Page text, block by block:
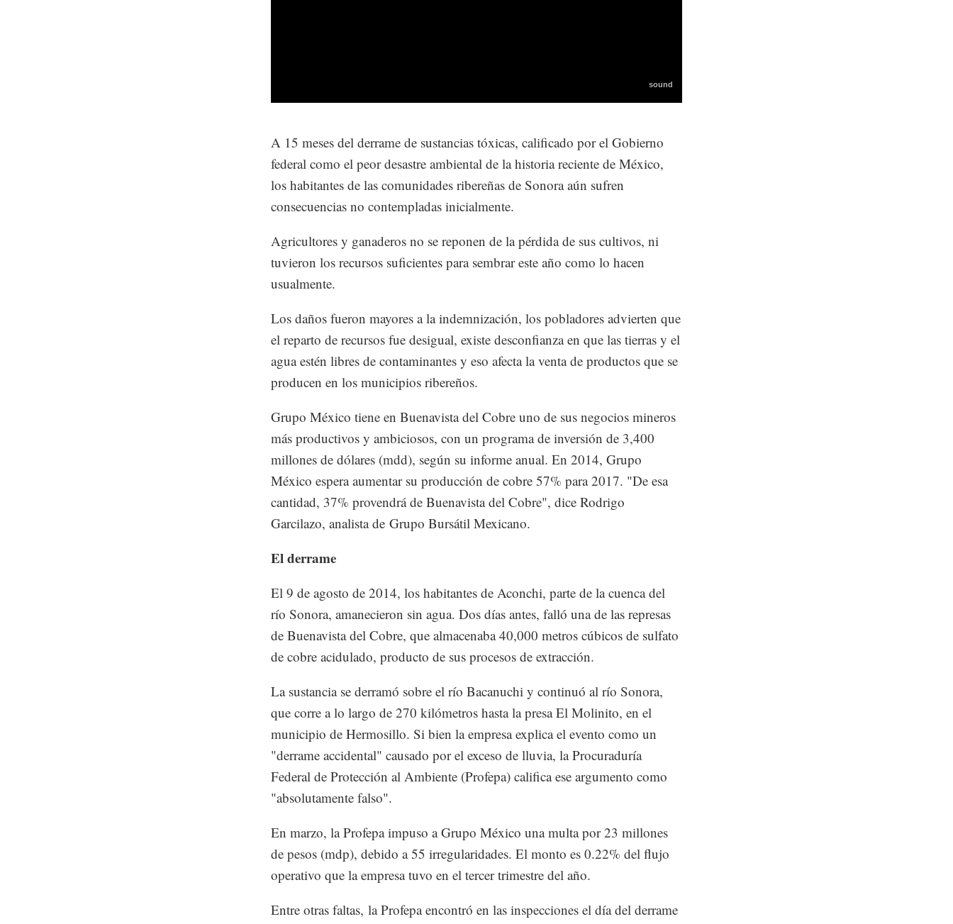
A 15 meses del derrame de sustancias tóxicas, calificado por el Gobierno
federal como el peor desastre ambiental de la historia reciente de México,
los habitantes de las comunidades ribereñas de Sonora aún sufren
consecuencias no contempladas inicialmente.
Agricultores y ganaderos no se reponen de la pérdida de sus cultivos, ni
tuvieron los recursos suficientes para sembrar este año como lo hacen
usualmente.
Los daños fueron mayores a la indemnización, los pobladores advierten que
el reparto de recursos fue desigual, existe desconfianza en que las tierras y el
agua estén libres de contaminantes y eso afecta la venta de productos que se
producen en los municipios ribereños.
Grupo México tiene en Buenavista del Cobre uno de sus negocios mineros
más productivos y ambiciosos, con un programa de inversión de 3,400
millones de dólares (mdd), según su informe anual. En 2014, Grupo
México espera aumentar su producción de cobre 57% para 2017. "De esa
cantidad, 37% provendrá de Buenavista del Cobre", dice Rodrigo
Garcilazo, analista de Grupo Bursátil Mexicano.
El derrame
El 9 de agosto de 2014, los habitantes de Aconchi, parte de la cuenca del
río Sonora, amanecieron sin agua. Dos días antes, falló una de las represas
de Buenavista del Cobre, que almacenaba 40,000 metros cúbicos de sulfato
de cobre acidulado, producto de sus procesos de extracción.
La sustancia se derramó sobre el río Bacanuchi y continuó al río Sonora,
que corre a lo largo de 270 kilómetros hasta la presa El Molinito, en el
municipio de Hermosillo. Si bien la empresa explica el evento como un
"derrame accidental" causado por el exceso de lluvia, la Procuraduría
Federal de Protección al Ambiente (Profepa) califica ese argumento como
"absolutamente falso".
En marzo, la Profepa impuso a Grupo México una multa por 23 millones
de pesos (mdp), debido a 55 irregularidades. El monto es 0.22% del flujo
operativo que la empresa tuvo en el tercer trimestre del año.
Entre otras faltas, la Profepa encontró en las inspecciones el día del derrame